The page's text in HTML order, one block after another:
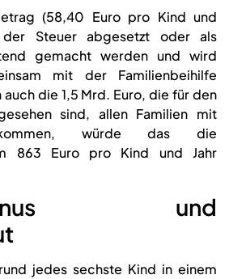
(58,40 Euro pro Kind und
Steuer abgesetzt oder als
gemacht werden und wird
mit der Familienbeihilfe
die 1,5 Mrd. Euro, die für den
sind, allen Familien mit
würde das die
863 Euro pro Kind und Jahr
und
jedes sechste Kind in einem